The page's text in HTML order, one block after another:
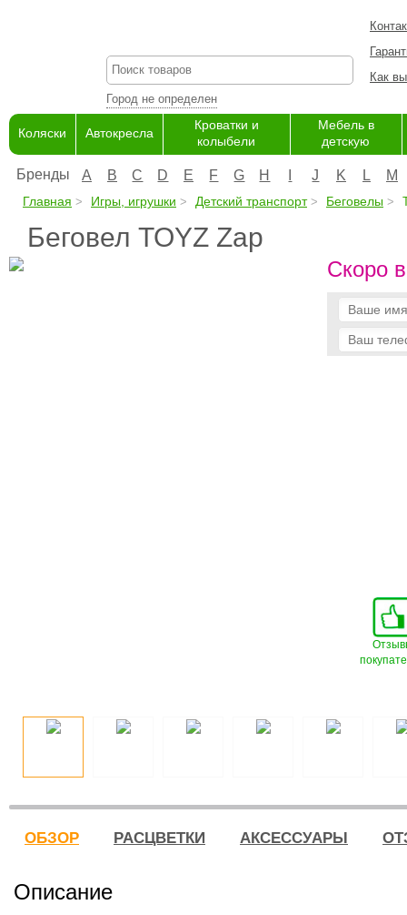
Город не определен
Как
Коляски Автокресла
Кроватки и
колыбели
Мебель в
детскую
Бренды A B C D E F G H J K L M
Главная Игры, игрушки Детский транспорт Беговелы
Беговел TOYZ Zap
Скоро
ОБЗОР РАСЦВЕТКИ АКСЕССУАРЫ
Описание